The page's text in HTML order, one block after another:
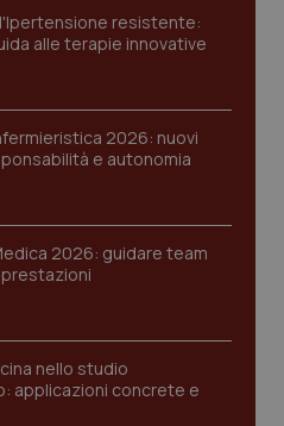
resistente:
alle terapie innovative
2026: nuovi
e autonomia
2026: guidare team
nello studio
applicazioni concrete e
www.quotidianosanita.it
www.quotidianosanita.it